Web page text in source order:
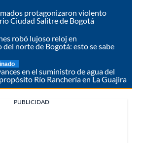
protagonizaron violento
Ciudad Salitre de Bogotá
robó lujoso reloj en
norte de Bogotá: esto se sabe
en el suministro de agua del
Río Ranchería en La Guajira
PUBLICIDAD